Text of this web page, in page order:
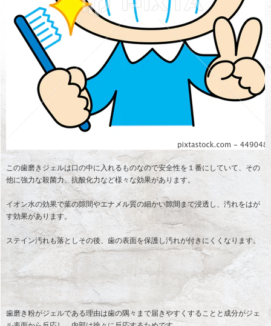
この歯磨きジェルは口の中に入れるものなので安全性を１番にしていて、その
他に強力な殺菌力、抗酸化力など様々な効果があります。
イオン水の効果で葉の隙間やエナメル質の細かい隙間まで浸透し、汚れをはが
す効果があります。
ステイン汚れも落としその後、歯の表面を保護し汚れが付きにくくなります。
歯磨き粉がジェルである理由は歯の隅々まで届きやすくすることと成分がジェ